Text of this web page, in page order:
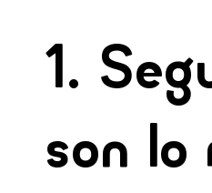
1.
son lo